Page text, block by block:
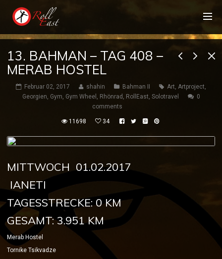
13. BAHMAN – TAG 408 –
MERAB HOSTEL
Februar 02, 2017 shahin Bahman II Art, Artproject,
Georgien, Gym, Gym Wheel , Rhönrad , RollEast, Solotravel
0
comments
11698 34
MITTWOCH 01.02.2017
IANETI
TAGESSTRECKE: 0 KM
GESAMT: 3.951 KM
Merab Hostel
Tornike Tsikvadze